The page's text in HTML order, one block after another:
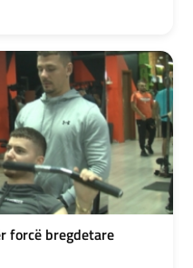
forcë bregdetare